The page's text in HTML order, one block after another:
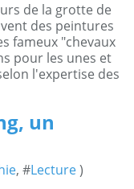
de la grotte de
des peintures
fameux "chevaux
pour les unes et
l'expertise des
un
, #Lecture)